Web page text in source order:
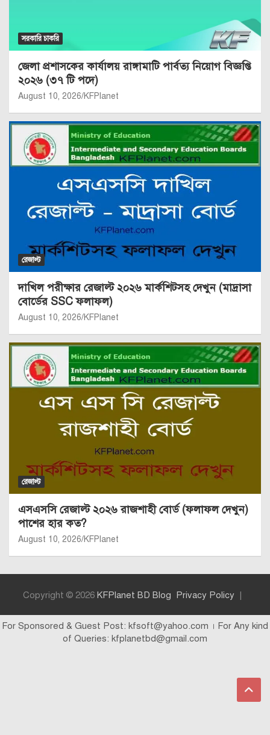
সরকারি চাকরি
জেলা প্রশাসকের কার্যালয় রাঙ্গামাটি পার্বত্য নিয়োগ বিজ্ঞপ্তি
২০২৬ (৩৭ টি পদে)
August 10, 2026 KFPlanet
রেজাল্ট
দাখিল পরীক্ষার রেজাল্ট ২০২৬ মার্কশিটসহ দেখুন (মাদ্রাসা
বোর্ডের SSC ফলাফল)
August 10, 2026 KFPlanet
রেজাল্ট
এসএসসি রেজাল্ট ২০২৬ রাজশাহী বোর্ড (ফলাফল দেখুন)
পাশের হার কত?
August 10, 2026 KFPlanet
Copyright © 2026 KFPlanet BD Blog Privacy Policy
For Sponsored & Guest Post: kfsoft@yahoo.com । For Any kind
of Queries: kfplanetbd@gmail.com